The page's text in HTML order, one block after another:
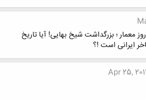
معماری شمار 1: روز معمار ؛ بزرگداشت شیخ بهایی! آیا تاریخ
ایرانی است !؟
Apr 25,